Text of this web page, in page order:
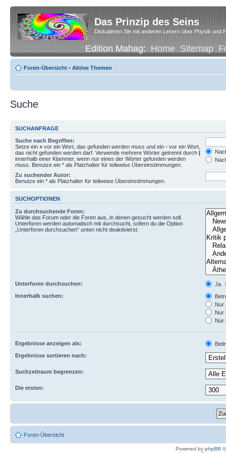
Das Prinzip des Seins
Diskutieren Sie mit anderen Lesern über Physik und
Edition Mahag:Home Sitemap
Foren-Übersicht • Aktive Themen
Suche
SUCHANFRAGE
Suche nach Begriffen:
Setze ein + vor ein Wort, das gefunden werden muss und ein - vor ein Wort,
das nicht gefunden werden darf. Verwende mehrere Wörter getrennt durch |
innerhalb einer Klammer, wenn nur eines der Wörter gefunden werden
muss. Benutze ein * als Platzhalter für teilweise Übereinstimmungen.
Zu suchender Autor:
Benutze ein * als Platzhalter für teilweise Übereinstimmungen.
SUCHOPTIONEN
Zu durchsuchende Foren:
Wähle das Forum oder die Foren aus, in denen gesucht werden soll.
Unterforen werden automatisch mit durchsucht, sofern du die Option
„Unterforen durchsuchen“ unten nicht deaktivierst.
Unterforen durchsuchen:
Ja
Innerhalb suchen:
Nur
Nur
Nur
Ergebnisse anzeigen als:
Ergebnisse sortieren nach:
Suchzeitraum begrenzen:
Die ersten:
Foren-Übersicht
Powered by phpBB